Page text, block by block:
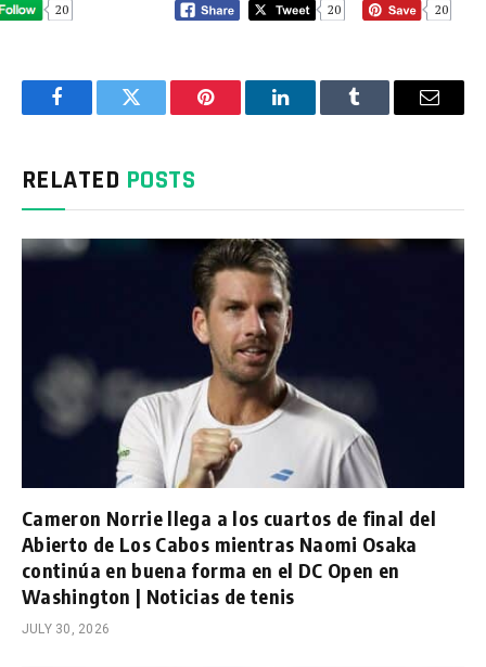
20 20 20
FacebookTwitter Pinterest LinkedInTumblr Email
RELATED POSTS
Cameron Norrie llega a los cuartos de final del
Abierto de Los Cabos mientras Naomi Osaka
continúa en buena forma en el DC Open en
Washington | Noticias de tenis
JULY 30, 2026